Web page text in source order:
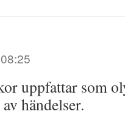
uppfattar som
händelser.